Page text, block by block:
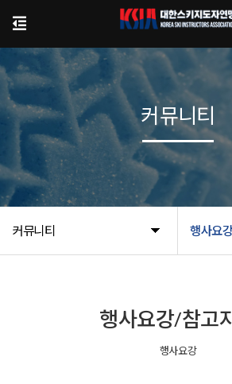
커뮤니티 행사요
커뮤니티
행사요강/참고
행사요강